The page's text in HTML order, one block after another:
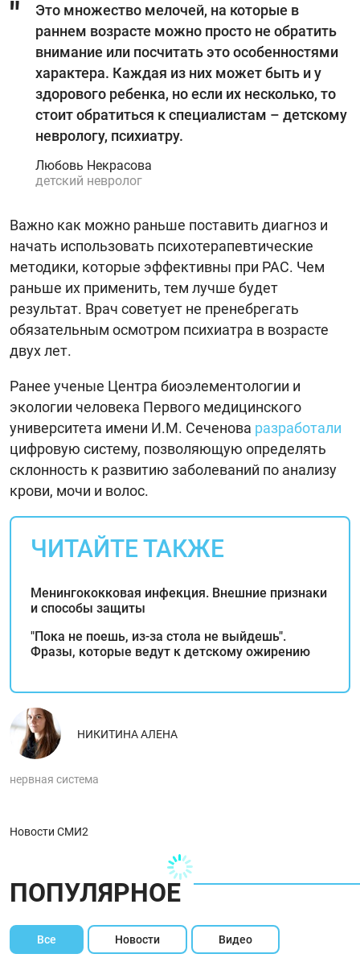
Это множество мелочей, на которые в
раннем возрасте можно просто не обратить
внимание или посчитать это особенностями
характера. Каждая из них может быть и у
здорового ребенка, но если их несколько, то
стоит обратиться к специалистам – детскому
неврологу, психиатру.
Любовь Некрасова
детский невролог
Важно как можно раньше поставить диагноз и
начать использовать психотерапевтические
методики, которые эффективны при РАС. Чем
раньше их применить, тем лучше будет
результат. Врач советует не пренебрегать
обязательным осмотром психиатра в возрасте
двух лет.
Ранее ученые Центра биоэлементологии и
экологии человека Первого медицинского
университета имени И.М. Сеченова разработали
цифровую систему, позволяющую определять
склонность к развитию заболеваний по анализу
крови, мочи и волос.
ЧИТАЙТЕ ТАКЖЕ
Менингококковая инфекция. Внешние признаки
и способы защиты
"Пока не поешь, из-за стола не выйдешь".
Фразы, которые ведут к детскому ожирению
НИКИТИНА АЛЕНА
нервная система
Новости СМИ2
ПОПУЛЯРНОЕ
Все Новости Видео